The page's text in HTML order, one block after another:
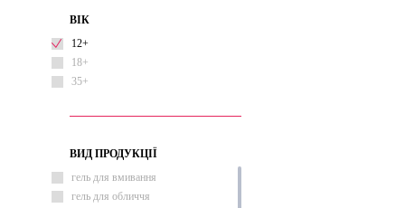
ВІК
12+
18+
35+
ВИД ПРОДУКЦІЇ
гель для вмивання
гель для обличчя